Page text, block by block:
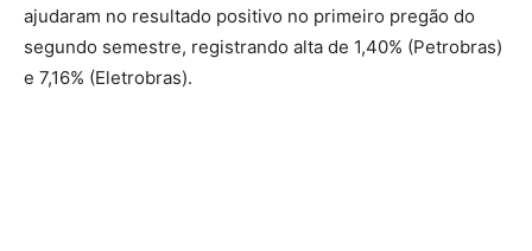
ajudaram no resultado positivo no primeiro pregão do
segundo semestre, registrando alta de 1,40% (Petrobras)
e 7,16% (Eletrobras).